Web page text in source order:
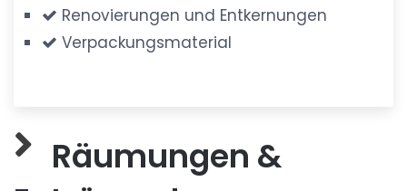
Renovierungen und Entkernungen
Verpackungsmaterial
Räumungen &